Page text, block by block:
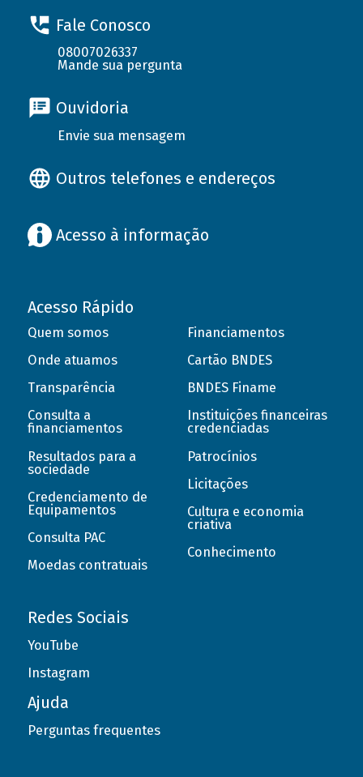
Fale Conosco
08007026337
Mande sua pergunta
Ouvidoria
Envie sua mensagem
Outros telefones e endereços
Acesso à informação
Acesso Rápido
Quem somos
Onde atuamos
Transparência
Consulta a
financiamentos
Resultados para a
sociedade
Credenciamento de
Equipamentos
Consulta PAC
Moedas contratuais
Financiamentos
Cartão BNDES
BNDES Finame
Instituições financeiras
credenciadas
Patrocínios
Licitações
Cultura e economia
criativa
Conhecimento
Redes Sociais
YouTube
Instagram
Ajuda
Perguntas frequentes